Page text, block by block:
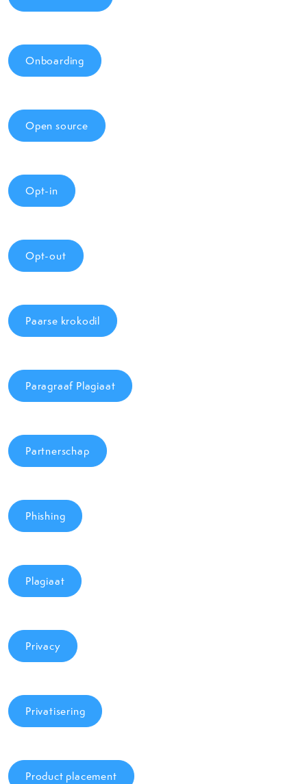
Onboarding
Open source
Opt-in
Opt-out
Paarse krokodil
Paragraaf Plagiaat
Partnerschap
Phishing
Plagiaat
Privacy
Privatisering
Product placement